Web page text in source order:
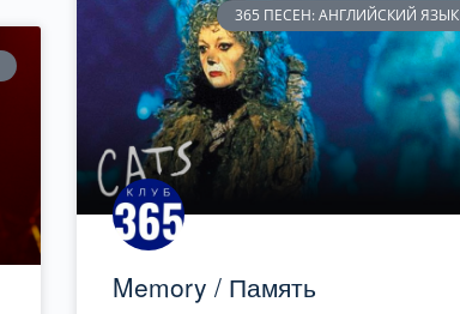
365 ПЕСЕН: АНГЛИЙСКИЙ ЯЗЫК
Memory / Память